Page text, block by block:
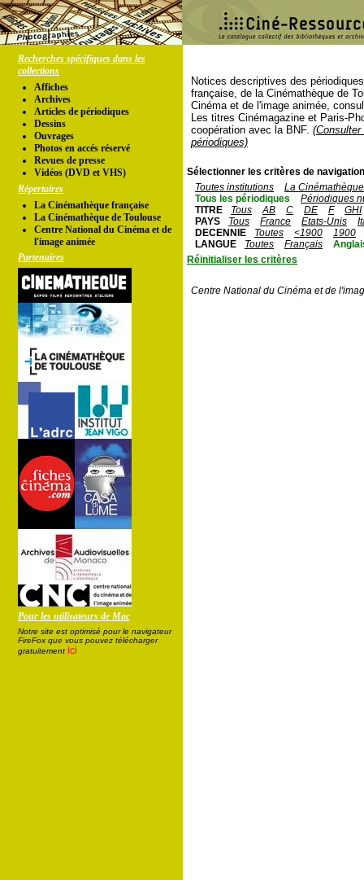
Recherches spécifiques dans les
collections
Affiches
Archives
Articles de périodiques
Dessins
Ouvrages
Photos en accés réservé
Revues de presse
Vidéos (DVD et VHS)
Répertoires
La Cinémathèque française
La Cinémathèque de Toulouse
Centre National du Cinéma et de
l'image animée
Partenaires
Pour les utilisateurs de Mac
Notre site est optimisé pour le navigateur
FireFox que vous pouvez télécharger
gratuitement ici
Notices descriptives des
française, de la Cinémathèque de
Cinéma et de l'image animée,
Les titres Cinémagazine et Paris-
coopération avec la BNF.
périodiques)
Sélectionner les critères de
Toutes institutions
La
Tous les périodiques
Périodiques
TITRE
Tous AB C DE F
GHI
PAYS
Tous France Etats-Unis
DECENNIE
Toutes <1900
1900
LANGUE
Toutes Français
Réinitialiser les critères
Centre National du Cinéma et de